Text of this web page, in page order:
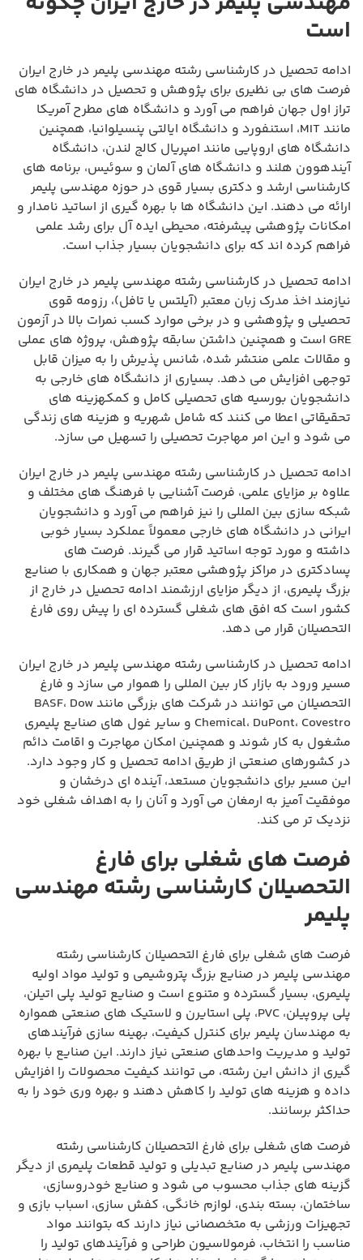
است
ادامه تحصیل در کارشناسی رشته مهندسی پلیمر در خارج ایران
فرصت های بی نظیری برای پژوهش و تحصیل در دانشگاه های
تراز اول جهان فراهم می آورد و دانشگاه های مطرح آمریکا
مانند MIT، استنفورد و دانشگاه ایالتی پنسیلوانیا، همچنین
دانشگاه های اروپایی مانند امپریال کالج لندن، دانشگاه
آیندهوون هلند و دانشگاه های آلمان و سوئیس، برنامه های
کارشناسی ارشد و دکتری بسیار قوی در حوزه مهندسی پلیمر
ارائه می دهند. این دانشگاه ها با بهره گیری از اساتید نامدار و
امکانات پژوهشی پیشرفته، محیطی ایده آل برای رشد علمی
فراهم کرده اند که برای دانشجویان بسیار جذاب است.
ادامه تحصیل در کارشناسی رشته مهندسی پلیمر در خارج ایران
نیازمند اخذ مدرک زبان معتبر (آیلتس یا تافل)، رزومه قوی
تحصیلی و پژوهشی و در برخی موارد کسب نمرات بالا در آزمون
GRE است و همچنین داشتن سابقه پژوهش، پروژه های عملی
و مقالات علمی منتشر شده، شانس پذیرش را به میزان قابل
توجهی افزایش می دهد. بسیاری از دانشگاه های خارجی به
دانشجویان بورسیه های تحصیلی کامل و کمکهزینه های
تحقیقاتی اعطا می کنند که شامل شهریه و هزینه های زندگی
می شود و این امر مهاجرت تحصیلی را تسهیل می سازد.
ادامه تحصیل در کارشناسی رشته مهندسی پلیمر در خارج ایران
علاوه بر مزایای علمی، فرصت آشنایی با فرهنگ های مختلف و
شبکه سازی بین المللی را نیز فراهم می آورد و دانشجویان
ایرانی در دانشگاه های خارجی معمولاً عملکرد بسیار خوبی
داشته و مورد توجه اساتید قرار می گیرند. فرصت های
پسادکتری در مراکز پژوهشی معتبر جهان و همکاری با صنایع
بزرگ پلیمری، از دیگر مزایای ارزشمند ادامه تحصیل در خارج از
کشور است که افق های شغلی گسترده ای را پیش روی فارغ
التحصیلان قرار می دهد.
ادامه تحصیل در کارشناسی رشته مهندسی پلیمر در خارج ایران
مسیر ورود به بازار کار بین المللی را هموار می سازد و فارغ
التحصیلان می توانند در شرکت های بزرگی مانند BASF، Dow
Chemical، DuPont، Covestro و سایر غول های صنایع پلیمری
مشغول به کار شوند و همچنین امکان مهاجرت و اقامت دائم
در کشورهای صنعتی از طریق ادامه تحصیل و کار وجود دارد.
این مسیر برای دانشجویان مستعد، آینده ای درخشان و
موفقیت آمیز به ارمغان می آورد و آنان را به اهداف شغلی خود
نزدیک تر می کند.
فرصت های شغلی برای فارغ
التحصیلان کارشناسی رشته مهندسی
پلیمر
فرصت های شغلی برای فارغ التحصیلان کارشناسی رشته
مهندسی پلیمر در صنایع بزرگ پتروشیمی و تولید مواد اولیه
پلیمری، بسیار گسترده و متنوع است و صنایع تولید پلی اتیلن،
پلی پروپیلن، PVC، پلی استایرن و لاستیک های صنعتی همواره
به مهندسان پلیمر برای کنترل کیفیت، بهینه سازی فرآیندهای
تولید و مدیریت واحدهای صنعتی نیاز دارند. این صنایع با بهره
گیری از دانش این رشته، می توانند کیفیت محصولات را افزایش
داده و هزینه های تولید را کاهش دهند و بهره وری خود را به
حداکثر برسانند.
فرصت های شغلی برای فارغ التحصیلان کارشناسی رشته
مهندسی پلیمر در صنایع تبدیلی و تولید قطعات پلیمری از دیگر
گزینه های جذاب محسوب می شود و صنایع خودروسازی،
ساختمان، بسته بندی، لوازم خانگی، کفش سازی، اسباب بازی و
تجهیزات ورزشی به متخصصانی نیاز دارند که بتوانند مواد
مناسب را انتخاب، فرمولاسیون طراحی و فرآیندهای تولید را